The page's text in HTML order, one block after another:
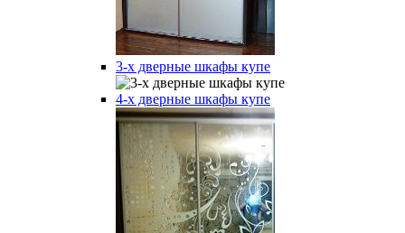
3-х дверные шкафы купе
4-х дверные шкафы купе